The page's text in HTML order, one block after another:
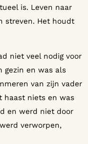
is. Leven naar
streven. Het houdt
niet veel nodig voor
gezin en was als
van zijn vader
haast niets en was
en werd niet door
verworpen,